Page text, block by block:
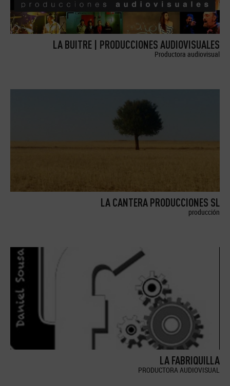
LA BUITRE | PRODUCCIONES AUDIOVISUALES
Productora audiovisual
LA CANTERA PRODUCCIONES SL
producción
LA FABRIQUILLA
PRODUCTORA AUDIOVISUAL